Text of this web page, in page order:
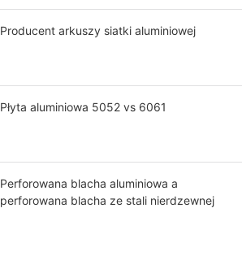
Producent arkuszy siatki aluminiowej
Płyta aluminiowa 5052 vs 6061
Perforowana blacha aluminiowa a
perforowana blacha ze stali nierdzewnej